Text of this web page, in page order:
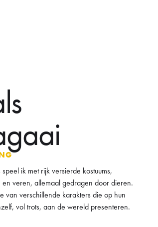
ik met rijk versierde kostuums,
en veren, allemaal gedragen door dieren.
van verschillende karakters die op hun
vol trots, aan de wereld presenteren.